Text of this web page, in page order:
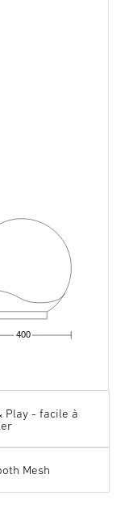
400
Play - facile à
Mesh